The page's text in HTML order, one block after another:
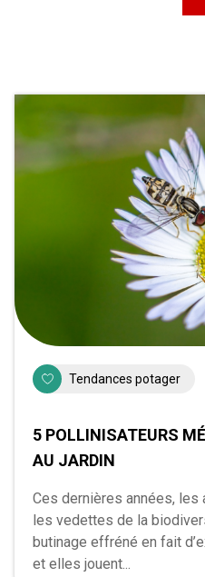
Tendances potager
5 POLLINISATEURS
AU JARDIN
Ces dernières années,
les vedettes de la
butinage effréné en fait
et elles jouent...